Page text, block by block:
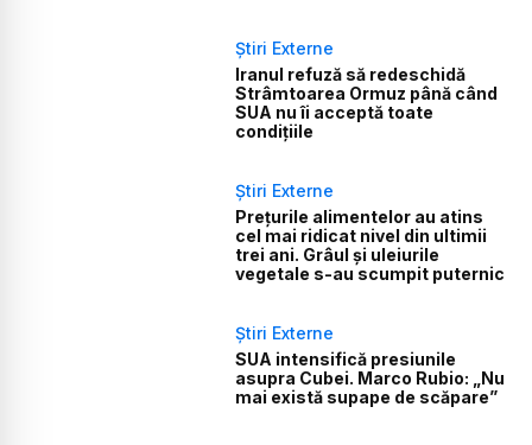
Știri Externe
Iranul refuză să redeschidă
Strâmtoarea Ormuz până când
SUA nu îi acceptă toate
condițiile
Știri Externe
Prețurile alimentelor au atins
cel mai ridicat nivel din ultimii
trei ani. Grâul și uleiurile
vegetale s-au scumpit puternic
Știri Externe
SUA intensifică presiunile
asupra Cubei. Marco Rubio: „Nu
mai există supape de scăpare”